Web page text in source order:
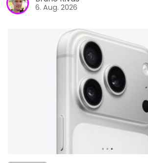
6. Aug. 2026